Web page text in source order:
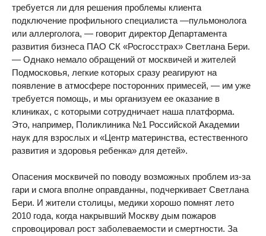
требуется ли для решения проблемы клиента
подключение профильного специалиста —пульмонолога
или аллерголога, — говорит директор Департамента
развития бизнеса ПАО СК «Росгосстрах» Светлана Бери.
— Однако немало обращений от москвичей и жителей
Подмосковья, легкие которых сразу реагируют на
появление в атмосфере посторонних примесей, — им уже
требуется помощь, и мы организуем ее оказание в
клиниках, с которыми сотрудничает наша платформа.
Это, например, Поликлиника №1 Российской Академии
наук для взрослых и «Центр материнства, естественного
развития и здоровья ребенка» для детей».
Опасения москвичей по поводу возможных проблем из-за
гари и смога вполне оправданны, подчеркивает Светлана
Бери. И жители столицы, медики хорошо помнят лето
2010 года, когда накрывший Москву дым пожаров
спровоцировал рост заболеваемости и смертности. За